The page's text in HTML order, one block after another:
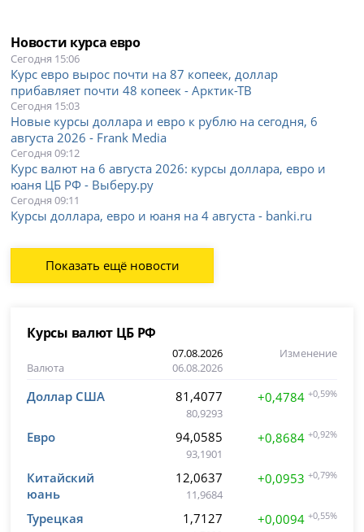
Новости курса евро
Сегодня 15:06
Курс евро вырос почти на 87 копеек, доллар
прибавляет почти 48 копеек - Арктик-ТВ
Сегодня 15:03
Новые курсы доллара и евро к рублю на сегодня, 6
августа 2026 - Frank Media
Сегодня 09:12
Курс валют на 6 августа 2026: курсы доллара, евро и
юаня ЦБ РФ - Выберу.ру
Сегодня 09:11
Курсы доллара, евро и юаня на 4 августа - banki.ru
Показать ещё новости
Курсы валют ЦБ РФ
Валюта
07.08.2026
06.08.2026
Изменение
Доллар США 81,4077
80,9293
+0,4784 +0,59%
Евро 94,0585
93,1901
+0,8684 +0,92%
Китайский
юань
12,0637
11,9684
+0,0953 +0,79%
Турецкая
1,7127 +0,0094 +0,55%